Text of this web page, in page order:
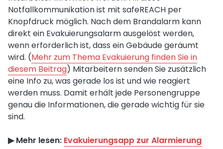
Notfallkommunikation ist mit safeREACH per
Knopfdruck möglich. Nach dem Brandalarm kann
direkt ein Evakuierungsalarm ausgelöst werden,
wenn erforderlich ist, dass ein Gebäude geräumt
wird. (Mehr zum Thema Evakuierung finden Sie in
diesem Beitrag) Mitarbeitern senden Sie zusätzlich
eine Info zu, was gerade los ist und wie reagiert
werden muss. Damit erhält jede Personengruppe
genau die Informationen, die gerade wichtig für sie
sind.
▶︎ Mehr lesen: Evakuierungsapp zur Alarmierung